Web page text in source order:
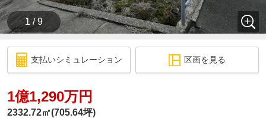
1 / 9
支払いシミュレーション 区画を見る
1億1,290万円
2332.72㎡(705.64坪)